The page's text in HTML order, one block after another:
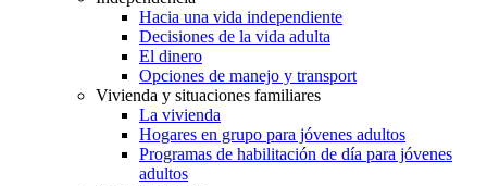
Hacia una vida independiente
Decisiones de la vida adulta
El dinero
Opciones de manejo y transport
Vivienda y situaciones familiares
La vivienda
Hogares en grupo para jóvenes adultos
Programas de habilitación de día para jóvenes
adultos